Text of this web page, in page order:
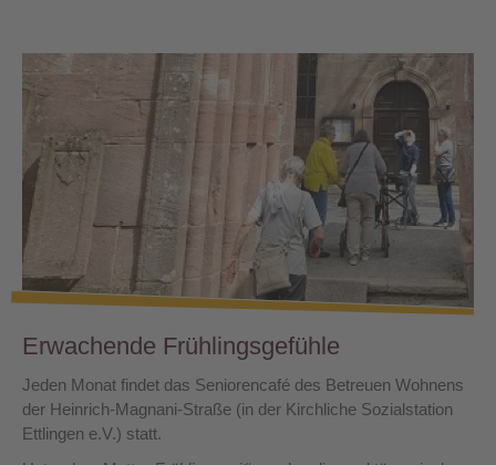
Erwachende Frühlingsgefühle
Jeden Monat findet das Seniorencafé des Betreuen Wohnens
der Heinrich-Magnani-Straße (in der Kirchliche Sozialstation
Ettlingen e.V.) statt.